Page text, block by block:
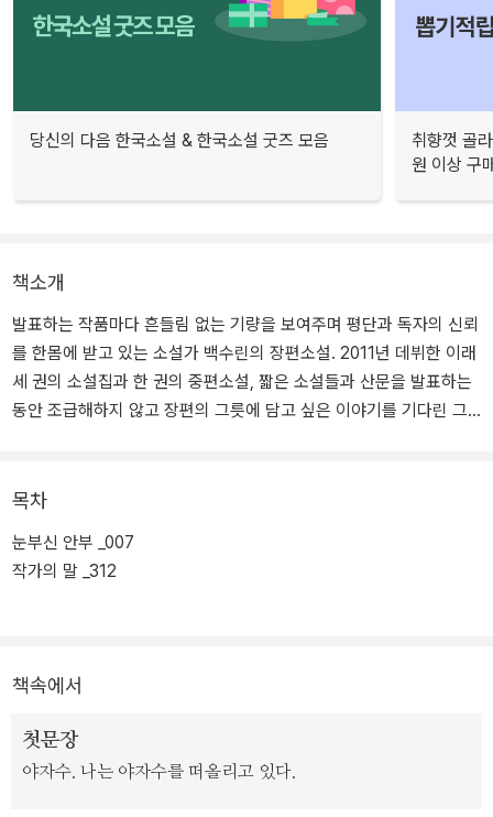
당신의 다음 한국소설 & 한국소설 굿즈 모음
취향껏 골
원 이상 구
책소개
발표하는 작품마다 흔들림 없는 기량을 보여주며 평단과 독자의 신뢰
를 한몸에 받고 있는 소설가 백수린의 장편소설. 2011년 데뷔한 이래
세 권의 소설집과 한 권의 중편소설, 짧은 소설들과 산문을 발표하는
동안 조급해하지 않고 장편의 그릇에 담고 싶은 이야기를 기다린 그
‘이토록 아름다운’이라는 제목으로 절찬리에 연재되었다. 작가는 특유
의 성실하고 꼼꼼한 소설쓰기로 연재와 개고에 임한 끝에 지극히 완
사건을 회피하려 했던 어린 시절의 기억으로 인해 스스로를 용서하지
못하던 한 인물이 어른이 된 후 한층 품 넓은 시야로 서툴렀던 자신을
받아들이는 과정을 좇는다.
목차
눈부신 안부 _007
작가의 말 _312
책속에서
첫문장
야자수. 나는 야자수를 떠올리고 있다.